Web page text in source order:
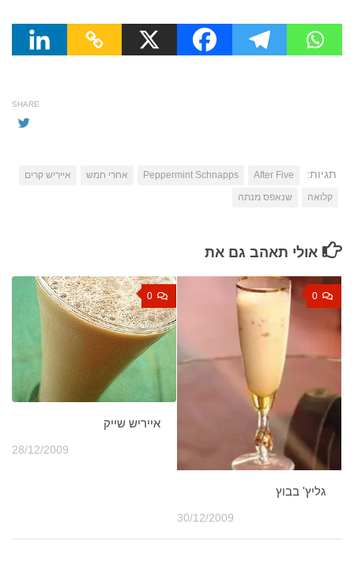
SHARE
תגיות: After Five
Peppermint Schnapps אחרי חמש
אייריש קרים
קלואה
שנאפס מנתה
אולי תאהב גם את
0
אייריש שייק
28/12/2009
0
גליץ' בבוץ
30/12/2009